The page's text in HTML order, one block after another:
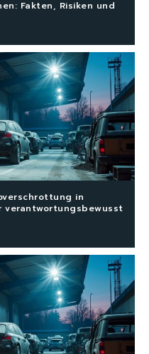
Fakten, Risiken und
in
verantwortungsbewusst